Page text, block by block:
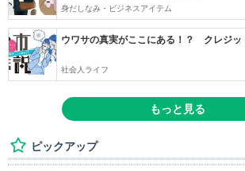
身だしなみ・ビジネスアイテム
ウワサの真実がここにある！？ クレジッ
社会人ライフ
もっと見る
ピックアップ